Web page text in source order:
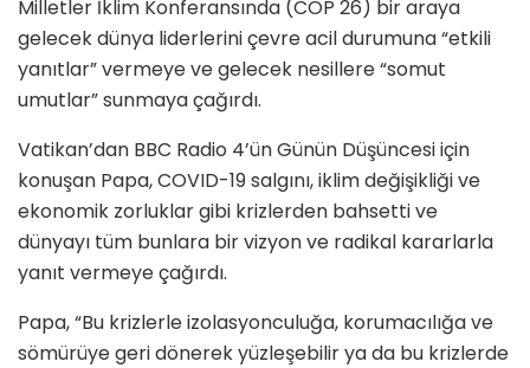
Milletler İklim Konferansında (COP 26) bir araya
gelecek dünya liderlerini çevre acil durumuna “etkili
yanıtlar” vermeye ve gelecek nesillere “somut
umutlar” sunmaya çağırdı.
Vatikan’dan BBC Radio 4’ün Günün Düşüncesi için
konuşan Papa, COVID-19 salgını, iklim değişikliği ve
ekonomik zorluklar gibi krizlerden bahsetti ve
dünyayı tüm bunlara bir vizyon ve radikal kararlarla
yanıt vermeye çağırdı.
Papa, “Bu krizlerle izolasyonculuğa, korumacılığa ve
sömürüye geri dönerek yüzleşebilir ya da bu krizlerde